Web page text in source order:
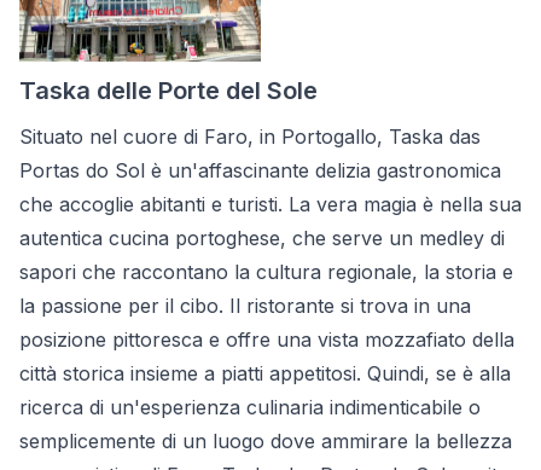
Taska delle Porte del Sole
Situato nel cuore di Faro, in Portogallo, Taska das
Portas do Sol è un'affascinante delizia gastronomica
che accoglie abitanti e turisti. La vera magia è nella sua
autentica cucina portoghese, che serve un medley di
sapori che raccontano la cultura regionale, la storia e
la passione per il cibo. Il ristorante si trova in una
posizione pittoresca e offre una vista mozzafiato della
città storica insieme a piatti appetitosi. Quindi, se è alla
ricerca di un'esperienza culinaria indimenticabile o
semplicemente di un luogo dove ammirare la bellezza